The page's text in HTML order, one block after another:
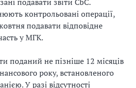
подавати звіти CbC.
контрольовані операції,
подавати відповідне
у МГК.
поданий не пізніше 12 місяців
року, встановленого
У разі відсутності